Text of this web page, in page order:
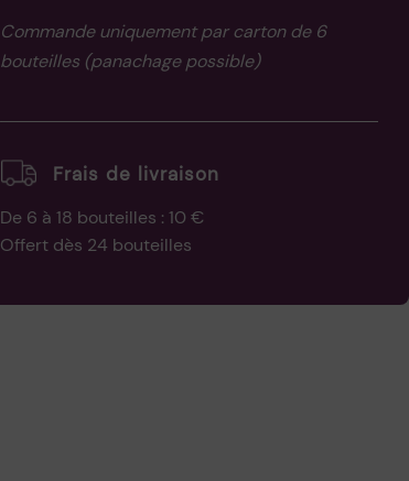
Commande uniquement par carton de 6
bouteilles (panachage possible)
Frais de livraison
De 6 à 18 bouteilles : 10 €
Offert dès 24 bouteilles